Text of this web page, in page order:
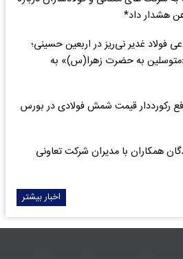
هشدار داد*
فولاد غدیر نی‌ریز در اربعین حسینی؛
به حضرت زهرا(س)» به
رکورددار قیمت شمش فولادی در بورس
همکاران با مدیران شرکت تعاونی
اخبار بیشتر